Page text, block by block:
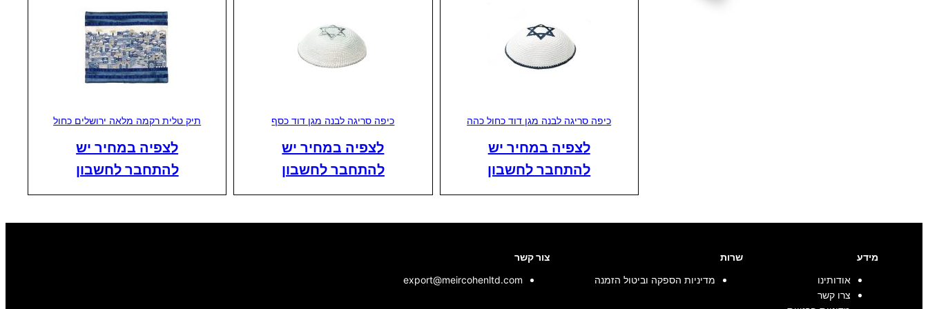
כיפה סריגה לבנה מגן דוד כחול כהה
לצפיה במחיר יש
להתחבר לחשבון
כיפה סריגה לבנה מגן דוד כסף
לצפיה במחיר יש
להתחבר לחשבון
תיק טלית רקמה מלאה ירושלים כחול
לצפיה במחיר יש
להתחבר לחשבון
מידע
אודותינו
צרו קשר
שרות
מדיניות הספקה וביטול הזמנה
צור קשר
export@meircohenltd.com